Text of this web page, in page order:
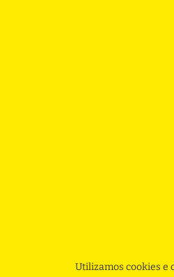
Utilizamos cookies e